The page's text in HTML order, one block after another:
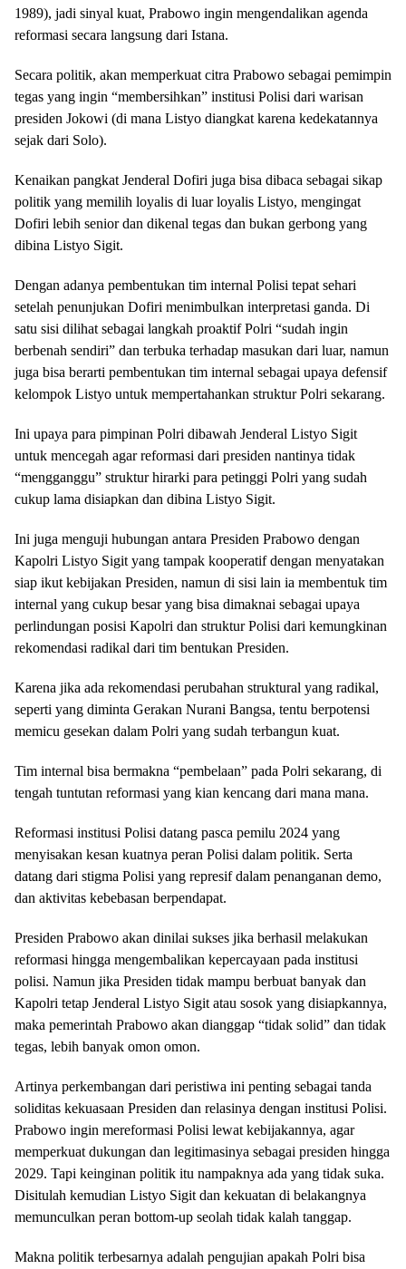
1989), jadi sinyal kuat, Prabowo ingin mengendalikan agenda
reformasi secara langsung dari Istana.
Secara politik, akan memperkuat citra Prabowo sebagai pemimpin
tegas yang ingin “membersihkan” institusi Polisi dari warisan
presiden Jokowi (di mana Listyo diangkat karena kedekatannya
sejak dari Solo).
Kenaikan pangkat Jenderal Dofiri juga bisa dibaca sebagai sikap
politik yang memilih loyalis di luar loyalis Listyo, mengingat
Dofiri lebih senior dan dikenal tegas dan bukan gerbong yang
dibina Listyo Sigit.
Dengan adanya pembentukan tim internal Polisi tepat sehari
setelah penunjukan Dofiri menimbulkan interpretasi ganda. Di
satu sisi dilihat sebagai langkah proaktif Polri “sudah ingin
berbenah sendiri” dan terbuka terhadap masukan dari luar, namun
juga bisa berarti pembentukan tim internal sebagai upaya defensif
kelompok Listyo untuk mempertahankan struktur Polri sekarang.
Ini upaya para pimpinan Polri dibawah Jenderal Listyo Sigit
untuk mencegah agar reformasi dari presiden nantinya tidak
“mengganggu” struktur hirarki para petinggi Polri yang sudah
cukup lama disiapkan dan dibina Listyo Sigit.
Ini juga menguji hubungan antara Presiden Prabowo dengan
Kapolri Listyo Sigit yang tampak kooperatif dengan menyatakan
siap ikut kebijakan Presiden, namun di sisi lain ia membentuk tim
internal yang cukup besar yang bisa dimaknai sebagai upaya
perlindungan posisi Kapolri dan struktur Polisi dari kemungkinan
rekomendasi radikal dari tim bentukan Presiden.
Karena jika ada rekomendasi perubahan struktural yang radikal,
seperti yang diminta Gerakan Nurani Bangsa, tentu berpotensi
memicu gesekan dalam Polri yang sudah terbangun kuat.
Tim internal bisa bermakna “pembelaan” pada Polri sekarang, di
tengah tuntutan reformasi yang kian kencang dari mana mana.
Reformasi institusi Polisi datang pasca pemilu 2024 yang
menyisakan kesan kuatnya peran Polisi dalam politik. Serta
datang dari stigma Polisi yang represif dalam penanganan demo,
dan aktivitas kebebasan berpendapat.
Presiden Prabowo akan dinilai sukses jika berhasil melakukan
reformasi hingga mengembalikan kepercayaan pada institusi
polisi. Namun jika Presiden tidak mampu berbuat banyak dan
Kapolri tetap Jenderal Listyo Sigit atau sosok yang disiapkannya,
maka pemerintah Prabowo akan dianggap “tidak solid” dan tidak
tegas, lebih banyak omon omon.
Artinya perkembangan dari peristiwa ini penting sebagai tanda
soliditas kekuasaan Presiden dan relasinya dengan institusi Polisi.
Prabowo ingin mereformasi Polisi lewat kebijakannya, agar
memperkuat dukungan dan legitimasinya sebagai presiden hingga
2029. Tapi keinginan politik itu nampaknya ada yang tidak suka.
Disitulah kemudian Listyo Sigit dan kekuatan di belakangnya
memunculkan peran bottom-up seolah tidak kalah tanggap.
Makna politik terbesarnya adalah pengujian apakah Polri bisa